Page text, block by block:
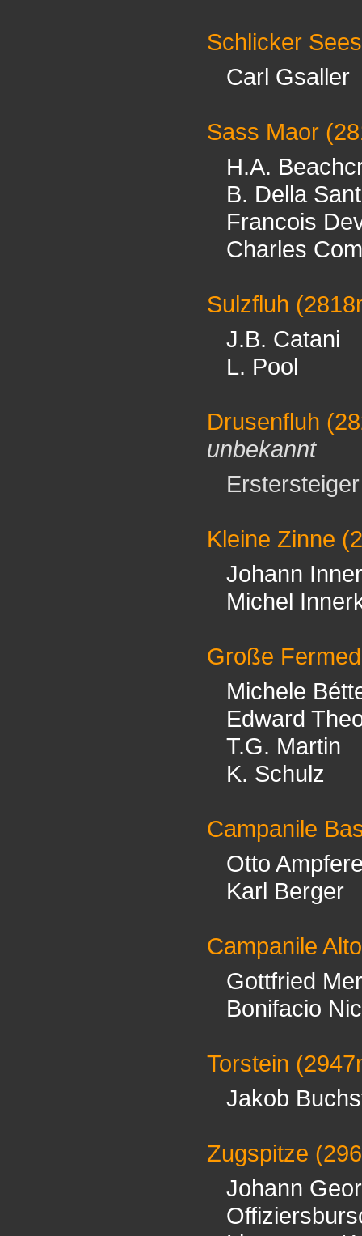
Schlicker
Carl Gsaller
Sass Maor
H.A.
B. Della
Francois
Charles
Sulzfluh
J.B. Catani
L. Pool
Drusenfluh
unbekannt
Kleine Zinne
Johann
Michel
Große
Michele
Edward
T.G. Martin
K. Schulz
Campanile
Otto
Karl Berger
Campanile Alto
Gottfried
Bonifacio
Torstein
Jakob
Zugspitze
Johann